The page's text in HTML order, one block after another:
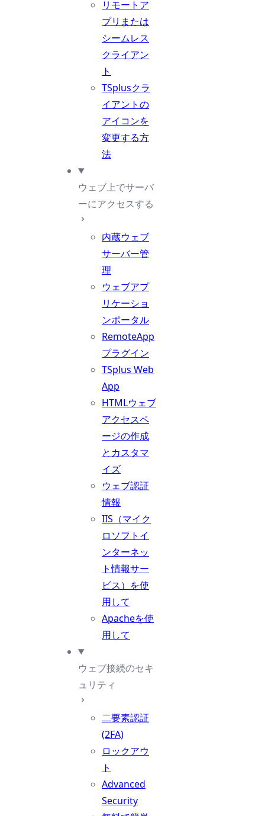
リモートア
プリまたは
シームレス
クライアン
ト
TSplusクラ
イアントの
アイコンを
変更する方
法
ウェブ上でサーバ
ーにアクセスする
内蔵ウェブ
サーバー管
理
ウェブアプ
リケーショ
ンポータル
RemoteApp
プラグイン
TSplus Web
App
HTMLウェブ
アクセスペ
ージの作成
とカスタマ
イズ
ウェブ認証
情報
IIS（マイク
ロソフトイ
ンターネッ
ト情報サー
ビス）を使
用して
Apacheを使
用して
ウェブ接続のセキ
ュリティ
二要素認証
(2FA)
ロックアウ
ト
Advanced
Security